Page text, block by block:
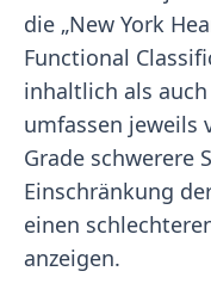
die „New York
Functional
inhaltlich als
umfassen jeweils
Grade schwerere
Einschränkung
einen
anzeigen.